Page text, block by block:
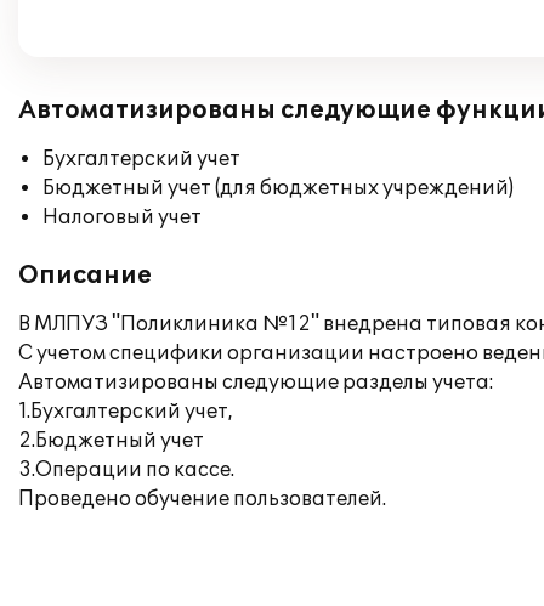
Автоматизированы следующие
Бухгалтерский учет
Бюджетный учет (для бюджетных учреждений)
Налоговый учет
Описание
В МЛПУЗ "Поликлиника №12" внедрена типовая
С учетом специфики организации настроено
Автоматизированы следующие разделы учета:
1.Бухгалтерский учет,
2.Бюджетный учет
3.Операции по кассе.
Проведено обучение пользователей.